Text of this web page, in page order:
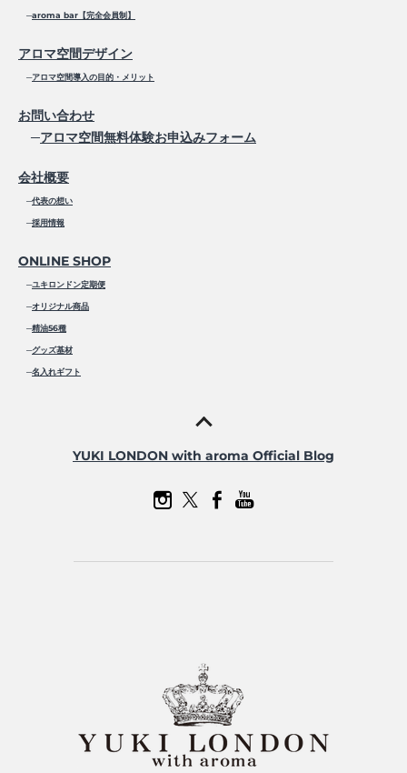
─aroma bar【完全会員制】
アロマ空間デザイン
─アロマ空間導入の目的・メリット
お問い合わせ
─アロマ空間無料体験お申込みフォーム
会社概要
─代表の想い
─採用情報
ONLINE SHOP
─ユキロンドン定期便
─オリジナル商品
─精油56種
─グッズ基材
─名入れギフト
YUKI LONDON with aroma Official Blog